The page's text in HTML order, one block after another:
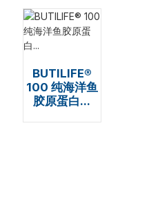
BUTILIFE®
100 纯海洋鱼
胶原蛋白...